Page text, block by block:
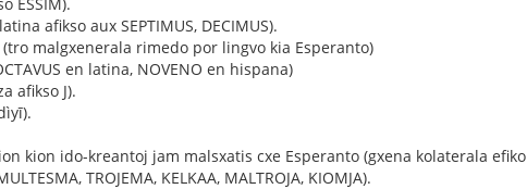
afikso aux SEPTIMUS, DECIMUS).
(tro malgxenerala rimedo por lingvo kia Esperanto)
en latina, NOVENO en hispana)
afikso J).
kion ido-kreantoj jam malsxatis cxe Esperanto (gxena kolaterala efiko
TROJEMA, KELKAA, MALTROJA, KIOMJA).